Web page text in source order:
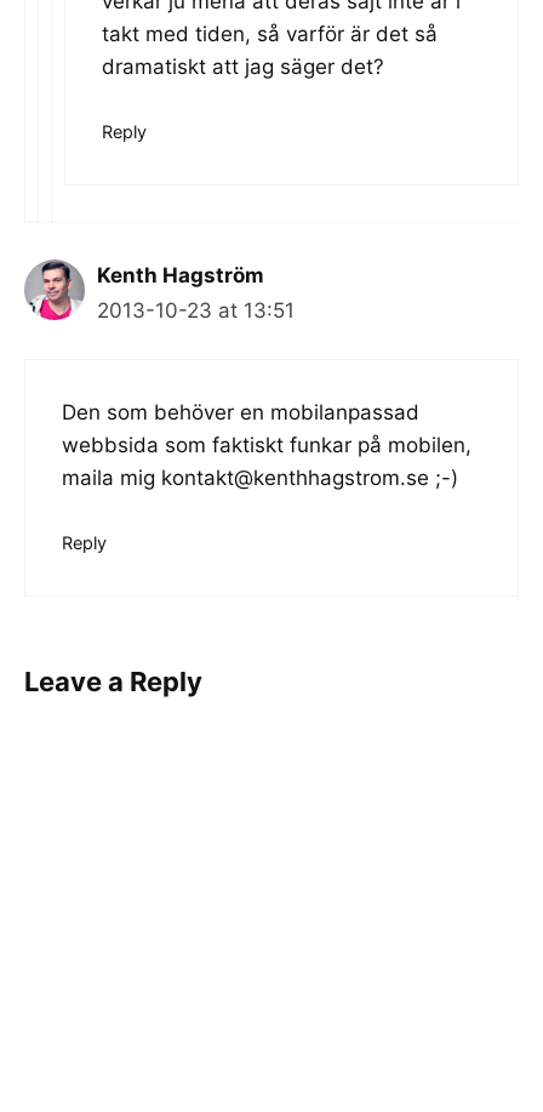
takt med tiden, så varför är det så
dramatiskt att jag säger det?
Reply
Kenth Hagström
2013-10-23 at 13:51
Den som behöver en mobilanpassad
webbsida som faktiskt funkar på mobilen,
maila mig kontakt@kenthhagstrom.se ;-)
Reply
Leave a Reply